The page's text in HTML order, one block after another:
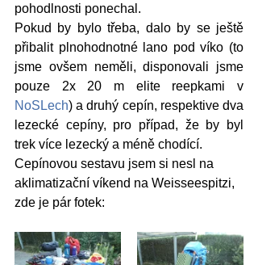
pohodlnosti ponechal.
Pokud by bylo třeba, dalo by se ještě
přibalit plnohodnotné lano pod víko (to
jsme ovšem neměli, disponovali jsme
NoSLech) a druhý cepín, respektive dva
lezecké cepíny, pro případ, že by byl
trek více lezecký a méně chodící.
Cepínovou sestavu jsem si nesl na
aklimatizační víkend na Weisseespitzi,
zde je pár fotek: